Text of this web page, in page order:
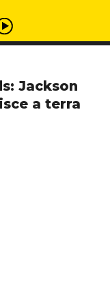
Jackson
a terra